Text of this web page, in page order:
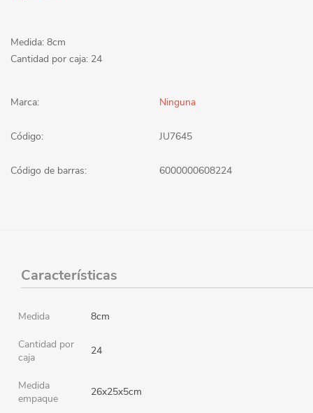
Medida: 8cm
Cantidad por caja: 24
Marca: Ninguna
Código: JU7645
Código de barras: 6000000608224
Características
Medida 8cm
Cantidad por
caja
24
Medida
empaque
26x25x5cm